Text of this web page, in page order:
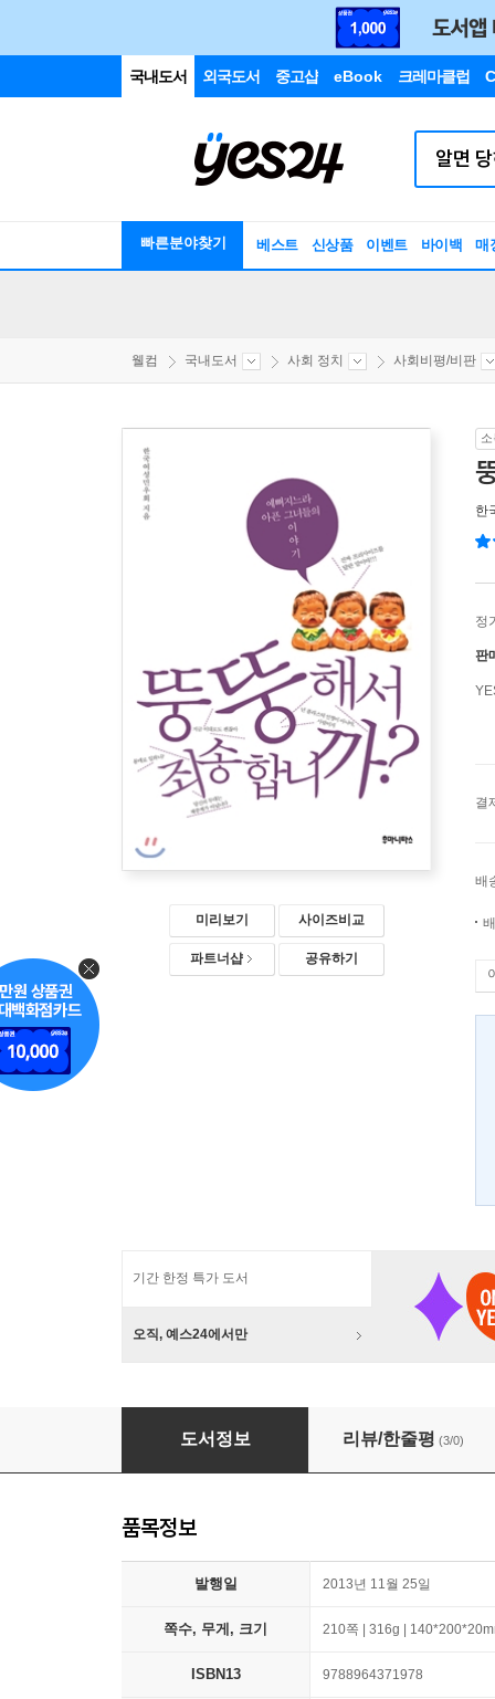
국내도서 외국도서 중고샵 eBook 크레마클럽
빠른분야찾기 베스트 신상품 이벤트 바이백 매
웰컴 국내도서 사회 정치 사회비평/비판
미리보기 사이즈비교
파트너샵 공유하기
한
정
판
결
배
기간 한정 특가 도서
오직, 예스24에서만
뚱뚱해서 죄송합니까?
도서정보 리뷰/한줄평 (3/0)
품목정보
발행일 2013년 11월 25일
쪽수, 무게, 크기 210쪽 | 316g |
ISBN13 9788964371978